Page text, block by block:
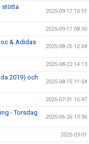
stötta
2025-09-17 10:51
2025-09-17 08:50
& Adidas
2025-08-25 12:04
2025-08-22 14:13
2019) och
2025-08-15 11:04
2025-07-31 15:47
- Torsdag
2025-06-26 13:36
2025-03-01